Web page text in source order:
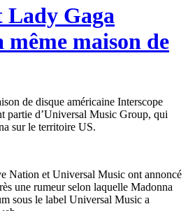
Lady Gaga
maison de
de disque américaine Interscope
partie d’Universal Music Group, qui
sur le territoire US.
Nation et Universal Music ont annoncé
une rumeur selon laquelle Madonna
sous le label Universal Music a